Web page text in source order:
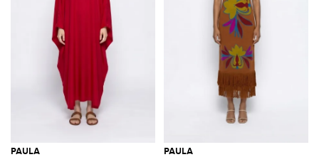
PAULA PAULA